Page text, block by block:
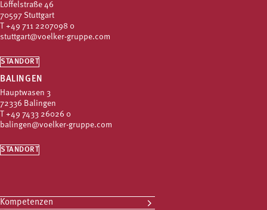
Löffelstraße 46
70597 Stuttgart
T +49 711 2207098 0
stuttgart@voelker-gruppe.com
STANDORT
BALINGEN
Hauptwasen 3
72336 Balingen
T +49 7433 26026 0
balingen@voelker-gruppe.com
STANDORT
Kompetenzen